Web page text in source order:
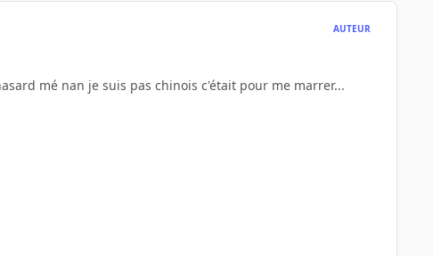
AUTEUR
mé nan je suis pas chinois c'était pour me marrer...